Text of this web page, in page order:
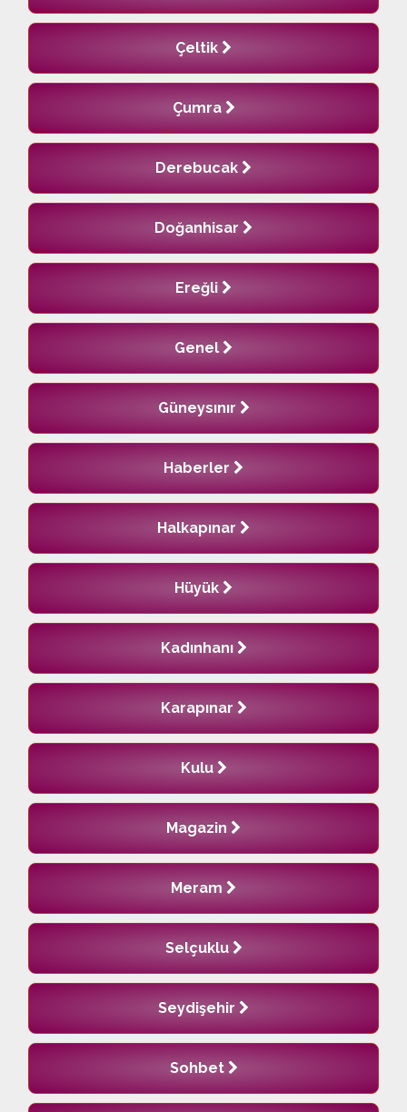
Çeltik
Çumra
Derebucak
Doğanhisar
Ereğli
Genel
Güneysınır
Haberler
Halkapınar
Hüyük
Kadınhanı
Karapınar
Kulu
Magazin
Meram
Selçuklu
Seydişehir
Sohbet